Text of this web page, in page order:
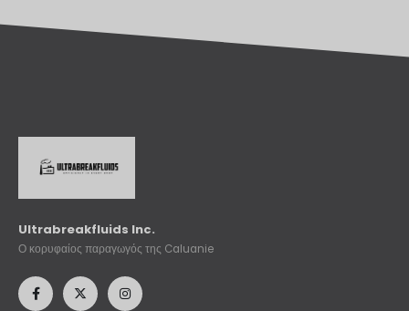
Ultrabreakfluids Inc.
Ο κορυφαίος παραγωγός της Caluanie